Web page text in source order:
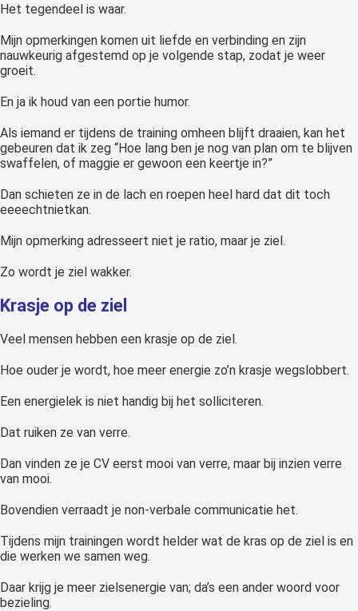
Het tegendeel is waar.
Mijn opmerkingen komen uit liefde en verbinding en zijn
nauwkeurig afgestemd op je volgende stap, zodat je weer
groeit.
En ja ik houd van een portie humor.
Als iemand er tijdens de training omheen blijft draaien, kan het
gebeuren dat ik zeg “Hoe lang ben je nog van plan om te blijven
swaffelen, of maggie er gewoon een keertje in?”
Dan schieten ze in de lach en roepen heel hard dat dit toch
eeeechtnietkan.
Mijn opmerking adresseert niet je ratio, maar je ziel.
Zo wordt je ziel wakker.
Krasje op de ziel
Veel mensen hebben een krasje op de ziel.
Hoe ouder je wordt, hoe meer energie zo’n krasje wegslobbert.
Een energielek is niet handig bij het solliciteren.
Dat ruiken ze van verre.
Dan vinden ze je CV eerst mooi van verre, maar bij inzien verre
van mooi.
Bovendien verraadt je non-verbale communicatie het.
Tijdens mijn trainingen wordt helder wat de kras op de ziel is en
die werken we samen weg.
Daar krijg je meer zielsenergie van; da’s een ander woord voor
bezieling.